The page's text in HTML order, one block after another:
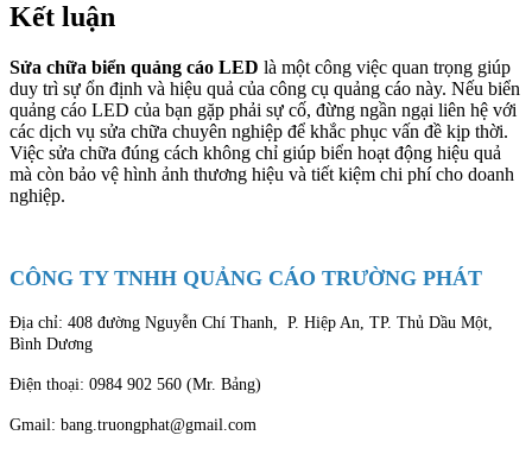
Kết luận
Sửa chữa biển quảng cáo LED là một công việc quan trọng giúp
duy trì sự ổn định và hiệu quả của công cụ quảng cáo này. Nếu biển
quảng cáo LED của bạn gặp phải sự cố, đừng ngần ngại liên hệ với
các dịch vụ sửa chữa chuyên nghiệp để khắc phục vấn đề kịp thời.
Việc sửa chữa đúng cách không chỉ giúp biển hoạt động hiệu quả
mà còn bảo vệ hình ảnh thương hiệu và tiết kiệm chi phí cho doanh
nghiệp.
CÔNG TY TNHH QUẢNG CÁO TRƯỜNG PHÁT
Địa chỉ: 408 đường Nguyễn Chí Thanh, P. Hiệp An, TP. Thủ Dầu Một,
Bình Dương
Điện thoại: 0984 902 560 (Mr. Bảng)
Gmail: bang.truongphat@gmail.com